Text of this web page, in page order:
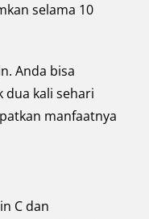
selama 10
Anda bisa
dua kali sehari
manfaatnya
C dan